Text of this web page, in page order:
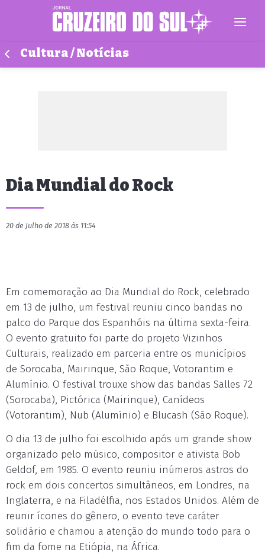
Cultura / Notícias
Dia Mundial do Rock
20 de Julho de 2018 às 11:54
Em comemoração ao Dia Mundial do Rock, celebrado
em 13 de julho, um festival reuniu cinco bandas no
palco do Parque dos Espanhóis na última sexta-feira.
O evento gratuito foi parte do projeto Vizinhos
Culturais, realizado em parceria entre os municípios
de Sorocaba, Mairinque, São Roque, Votorantim e
Alumínio. O festival trouxe show das bandas Salles 72
(Sorocaba), Pictórica (Mairinque), Canídeos
(Votorantim), Nub (Alumínio) e Blucash (São Roque).
O dia 13 de julho foi escolhido após um grande show
organizado pelo músico, compositor e ativista Bob
Geldof, em 1985. O evento reuniu inúmeros astros do
rock em dois concertos simultâneos, em Londres, na
Inglaterra, e na Filadélfia, nos Estados Unidos. Além de
reunir ícones do gênero, o evento teve caráter
solidário e chamou a atenção do mundo todo para o
fim da fome na Etiópia, na África.